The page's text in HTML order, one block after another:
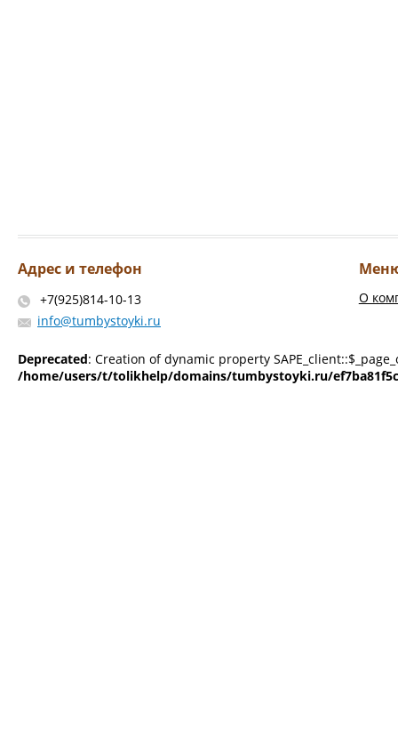
Адрес и телефон
+7(925)814-10-13
info@tumbystoyki.ru
О
Deprecated: Creation of dynamic property
/home/users/t/tolikhelp/domains/tumbystoyki.ru/